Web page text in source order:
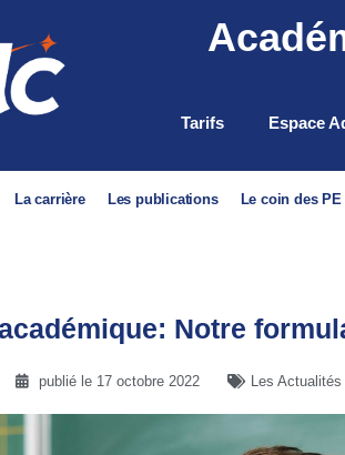
Tarifs Espace
La carrière Les publications Le coin des PE
Notre
publié le 17 octobre 2022 Les Actualités